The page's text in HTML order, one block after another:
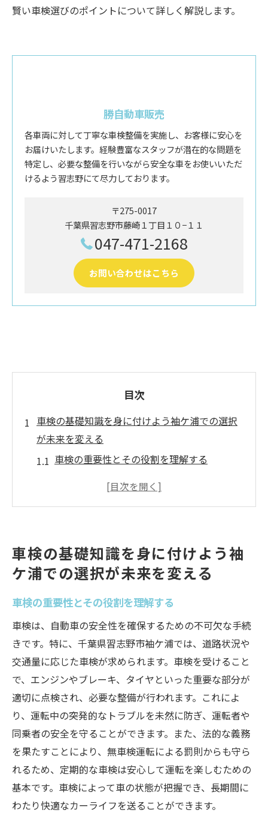
賢い車検選びのポイントについて詳しく解説します。
勝自動車販売
各車両に対して丁寧な車検整備を実施し、お客様に安心を
お届けいたします。経験豊富なスタッフが潜在的な問題を
特定し、必要な整備を行いながら安全な車をお使いいただ
けるよう習志野にて尽力しております。
〒275-0017
千葉県習志野市藤崎１丁目１０−１１
047-471-2168
お問い合わせはこちら
目次
車検の基礎知識を身に付けよう袖ケ浦での選択
が未来を変える
車検の重要性とその役割を理解する
袖ケ浦で選ぶべき車検業者の基準とは
賢い選択をするための情報収集の方法
習志野市での車検選び信頼できる業者の特徴と
は
技術力の高さが信頼の証明
透明性のあるサービスの提供
口コミ評価で選ぶ習志野市の車検
アフターサービスの充実度を確認
保証内容をしっかり把握する
地元での実績を有する業者の選び方
車検の流れを徹底解説袖ケ浦で安心のドライブ
を実現
受付から検査終了までのプロセスを確認
袖ケ浦の具体的な車検手続きについて
車検の基礎知識を身に付けよう袖
ケ浦での選択が未来を変える
車検の重要性とその役割を理解する
車検は、自動車の安全性を確保するための不可欠な手続
きです。特に、千葉県習志野市袖ケ浦では、道路状況や
交通量に応じた車検が求められます。車検を受けること
で、エンジンやブレーキ、タイヤといった重要な部分が
適切に点検され、必要な整備が行われます。これによ
り、運転中の突発的なトラブルを未然に防ぎ、運転者や
同乗者の安全を守ることができます。また、法的な義務
を果たすことにより、無車検運転による罰則からも守ら
れるため、定期的な車検は安心して運転を楽しむための
基本です。車検によって車の状態が把握でき、長期間に
わたり快適なカーライフを送ることができます。